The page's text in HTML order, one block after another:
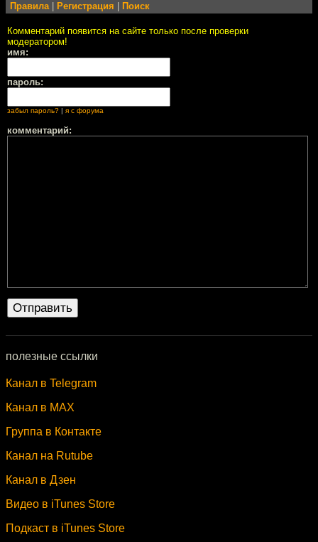
Правила| Регистрация Поиск
Комментарий появится на сайте только после проверки
модератором!
имя:
пароль:
забыл пароль? я с форума
комментарий:
полезные ссылки
Канал в Telegram
Канал в MAX
Группа в Контакте
Канал на Rutube
Канал в Дзен
Видео в iTunes Store
Подкаст в iTunes Store